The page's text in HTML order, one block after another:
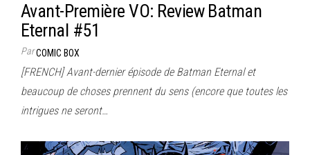
Avant-Première VO: Review Batman
Eternal #51
ParCOMIC BOX
[FRENCH] Avant-dernier épisode de Batman Eternal et
beaucoup de choses prennent du sens (encore que toutes les
intrigues ne seront…